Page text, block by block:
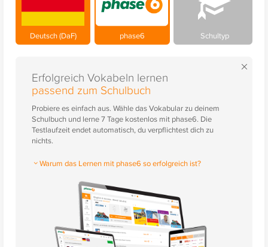
Deutsch (DaF) phase6 Schultyp
×
Erfolgreich Vokabeln lernen
passend zum Schulbuch
Probiere es einfach aus. Wähle das Vokabular zu deinem
Schulbuch und lerne 7 Tage kostenlos mit phase6. Die
Testlaufzeit endet automatisch, du verpflichtest dich zu
nichts.
Warum das Lernen mit phase6 so erfolgreich ist?